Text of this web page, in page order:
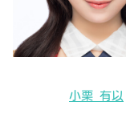
小栗 有以